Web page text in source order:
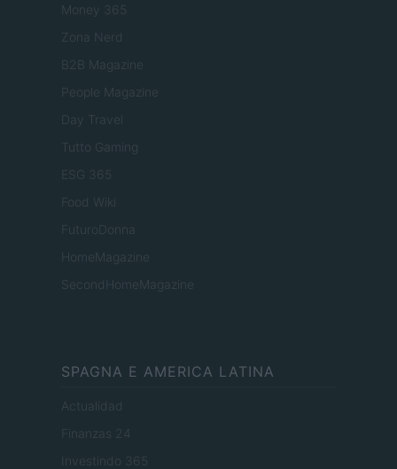
Money 365
Zona Nerd
B2B Magazine
People Magazine
Day Travel
Tutto Gaming
ESG 365
Food Wiki
FuturoDonna
HomeMagazine
SecondHomeMagazine
SPAGNA E AMERICA LATINA
Actualidad
Finanzas 24
Investindo 365